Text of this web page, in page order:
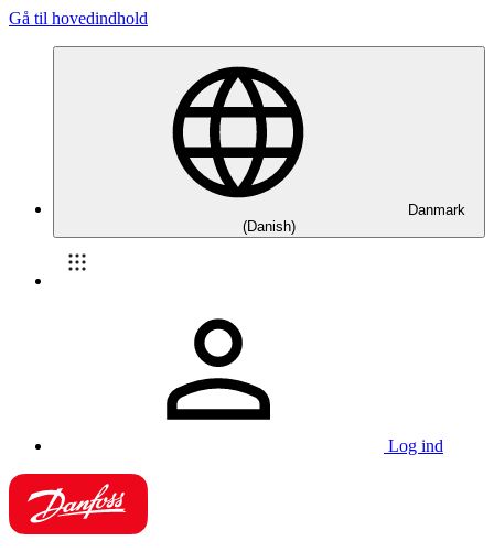
Gå til hovedindhold
Danmark
(Danish)
Log ind